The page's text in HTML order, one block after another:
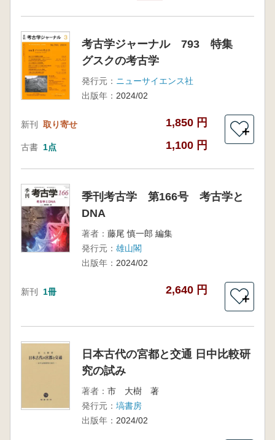
考古学ジャーナル 793 特集
グスクの考古学
発行元： ニューサイエンス社
出版年： 2024/02
新刊 取り寄せ 1,850 円
古書 1点 1,100 円
＋
季刊考古学 第166号 考古学と
DNA
著者： 藤尾 慎一郎 編集
発行元： 雄山閣
出版年： 2024/02
新刊 1冊 2,640 円
＋
日本古代の宮都と交通 日中比較研
究の試み
著者： 市 大樹 著
発行元： 塙書房
出版年： 2024/02